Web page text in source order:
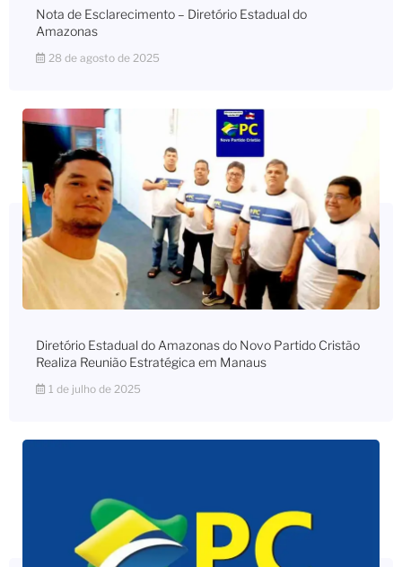
Nota de Esclarecimento – Diretório Estadual do
Amazonas
28 de agosto de 2025
Diretório Estadual do Amazonas do Novo Partido Cristão
Realiza Reunião Estratégica em Manaus
1 de julho de 2025